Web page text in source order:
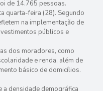
de 14.765 pessoas.
quarta-feira (28). Segundo
na implementação de
públicos e
dos moradores, como
e renda, além de
básico de domicílios.
a densidade demográfica